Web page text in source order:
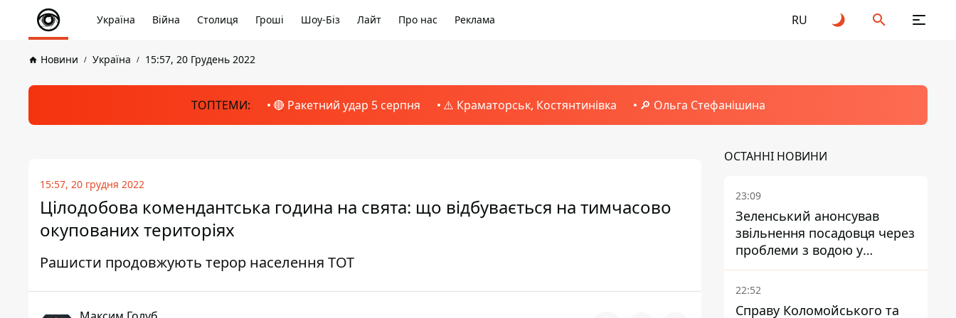
Україна Війна Столиця Гроші Шоу-Біз Лайт Про нас Реклама RU
Новини Україна 15:57, 20 Грудень 2022
ТОПТЕМИ: 🔴 Ракетний удар 5 серпня ⚠️ Краматорськ, Костянтинівка 🔎 Ольга Стефанішина
15:57, 20 грудня 2022
Цілодобова комендантська година на свята: що відбувається на тимчасово
окупованих територіях
Рашисти продовжують терор населення ТОТ
ОСТАННІ НОВИНИ
23:09
Зеленський анонсував
звільнення посадовця через
проблеми з водою у
Марганці
22:52
Справу Коломойського та